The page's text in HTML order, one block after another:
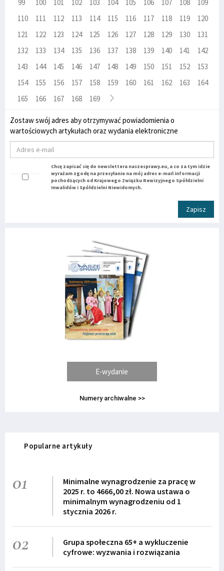
99 100 101 102 103 104 105 106 107 108
109
110
111 112 113 114 115 116 117 118 119
120
121
122 123 124 125 126 127 128 129 130
131
132
133 134 135 136 137 138 139 140 141
142
143
144 145 146 147 148 149 150 151 152
153
154
155 156 157 158 159 160 161 162 163
164
165
166 167 168 169
Zostaw swój adres aby otrzymywać powiadomienia o
wartościowych artykułach oraz wydania elektroniczne
Chcę zapisać się do newslettera naszesprawy.eu, a co za tym idzie
wyrażam zgodę na przesyłanie na mój adres e-mail informacji
pochodzących od Krajowego Związku Rewizyjnego Spółdzielni
Inwalidów i Spółdzielni Niewidomych.
Zapisz
E-wydanie
Numery archiwalne >>
Popularne artykuły
01
Minimalne wynagrodzenie za pracę w
2025 r. to 4666,00 zł. Nowa ustawa o
minimalnym wynagrodzeniu od 1
stycznia 2026 r.
02
Grupa społeczna 65+ a wykluczenie
cyfrowe: wyzwania i rozwiązania